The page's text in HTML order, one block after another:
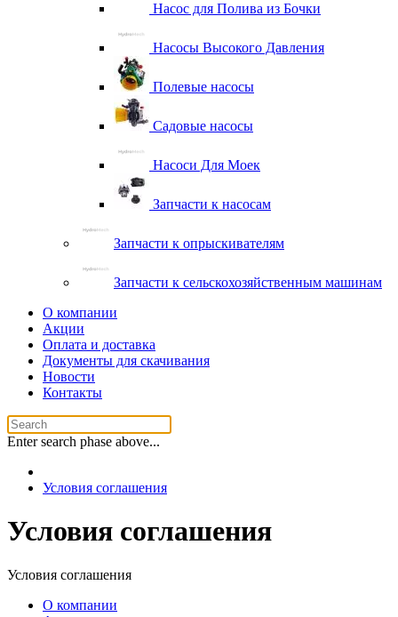
Насос для Полива из Бочки
Насосы Высокого Давления
Полевые насосы
Садовые насосы
Насоси Для Моек
Запчасти к насосам
Запчасти к опрыскивателям
Запчасти к сельскохозяйственным машинам
О компании
Акции
Оплата и доставка
Документы для скачивания
Новости
Контакты
Enter search phase above...
Условия соглашения
Условия соглашения
Условия соглашения
О компании